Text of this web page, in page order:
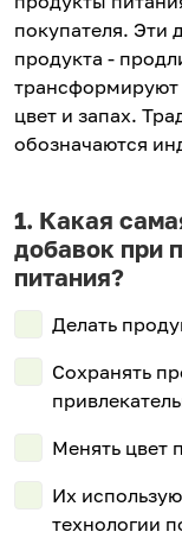
покупателя. Эти
продукта -
трансформируют
цвет и запах.
обозначаются
Какая
добавок при
питания?
Делать
Сохранять
Менять цвет
Их
технологии